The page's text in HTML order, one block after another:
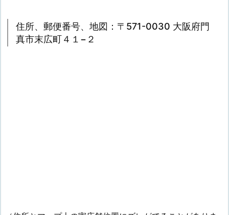
住所、郵便番号、地図：〒571-0030 大阪府門
真市末広町４１−２